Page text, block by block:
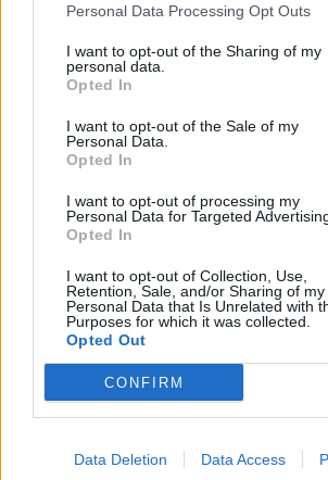
Personal Data Processing Opt Outs
I want to opt-out of the Sharing of my
personal data.
Opted In
I want to opt-out of the Sale of my
Personal Data.
Opted In
I want to opt-out of processing my
Personal Data for Targeted
Opted In
I want to opt-out of Collection, Use,
Retention, Sale, and/or Sharing of my
Personal Data that Is Unrelated with
Purposes for which it was collected.
Opted Out
CONFIRM
Data Deletion Data Access
AJÁNLJUK MÉG
Megérkezett az eső a Duna